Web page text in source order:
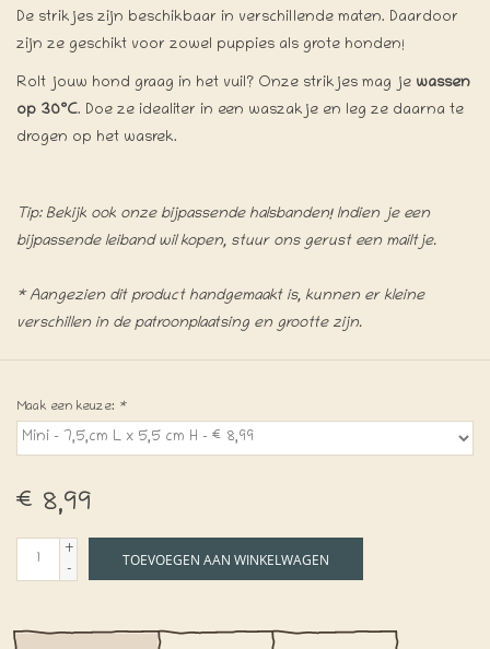
De strikjes zijn beschikbaar in verschillende maten. Daardoor
zijn ze geschikt voor zowel puppies als grote honden!
Rolt jouw hond graag in het vuil? Onze strikjes mag je wassen
op 30°C. Doe ze idealiter in een waszakje en leg ze daarna te
drogen op het wasrek.
Tip: Bekijk ook onze bijpassende halsbanden! Indien je een
bijpassende leiband wil kopen, stuur ons gerust een mailtje.
* Aangezien dit product handgemaakt is, kunnen er kleine
verschillen in de patroonplaatsing en grootte zijn.
Maak een keuze: *
€8,99
+
-
TOEVOEGEN AAN WINKELWAGEN